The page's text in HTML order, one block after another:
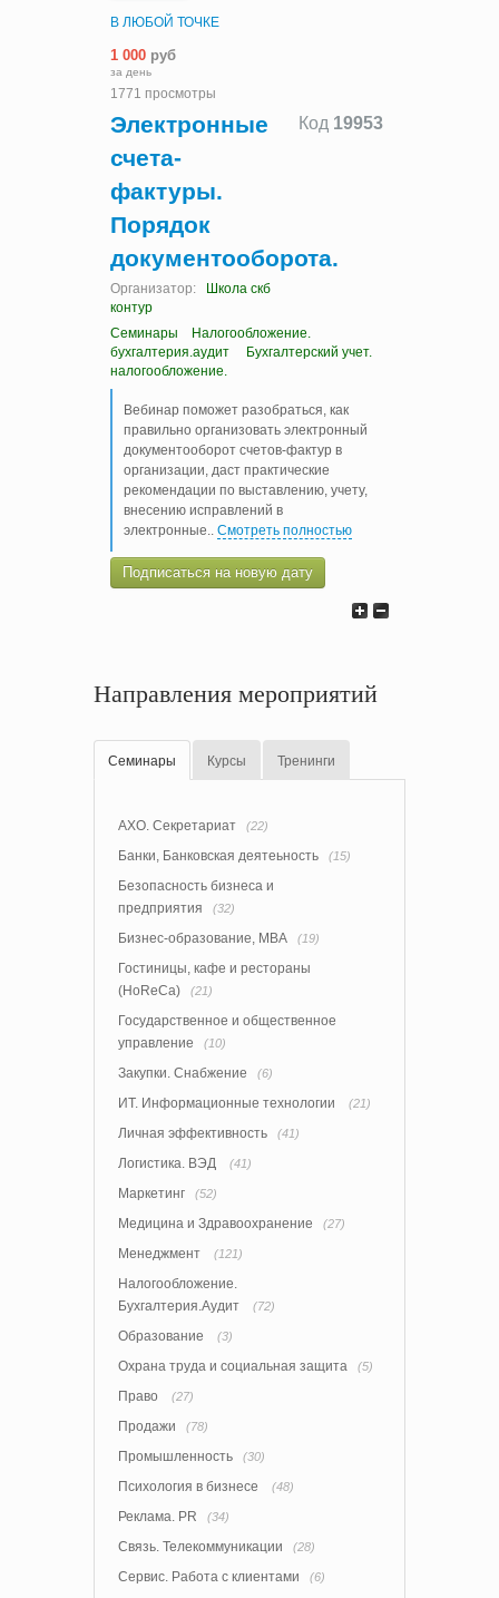
В ЛЮБОЙ ТОЧКЕ
1 000 руб
за день
1771 просмотры
Код 19953
Электронные
счета-
фактуры.
Порядок
документооборота.
Организатор:
Школа скб
контур
Семинары
Налогообложение.
бухгалтерия.аудит
Бухгалтерский учет.
налогообложение.
Вебинар поможет разобраться, как
правильно организовать электронный
документооборот счетов-фактур в
организации, даст практические
рекомендации по выставлению, учету,
внесению исправлений в
электронные.. Смотреть полностью
Подписаться на новую дату
Направления мероприятий
Семинары Курсы Тренинги
АХО. Секретариат (22)
Банки, Банковская деятеьность (15)
Безопасность бизнеса и
предприятия
(32)
Бизнес-образование, MBA (19)
Гостиницы, кафе и рестораны
(HoReCa)
(21)
Государственное и общественное
управление
(10)
Закупки. Снабжение (6)
ИТ. Информационные технологии (21)
Личная эффективность (41)
Логистика. ВЭД (41)
Маркетинг (52)
Медицина и Здравоохранение (27)
Менеджмент (121)
Налогообложение.
Бухгалтерия.Аудит
(72)
Образование (3)
Охрана труда и социальная защита (5)
Право (27)
Продажи (78)
Промышленность (30)
Психология в бизнесе (48)
Реклама. PR (34)
Связь. Телекоммуникации (28)
Сервис. Работа с клиентами (6)